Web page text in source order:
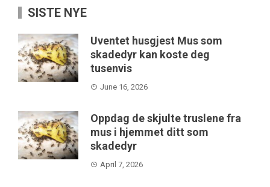
SISTE NYE
Uventet husgjest Mus som
skadedyr kan koste deg
tusenvis
June 16, 2026
Oppdag de skjulte truslene fra
mus i hjemmet ditt som
skadedyr
April 7, 2026